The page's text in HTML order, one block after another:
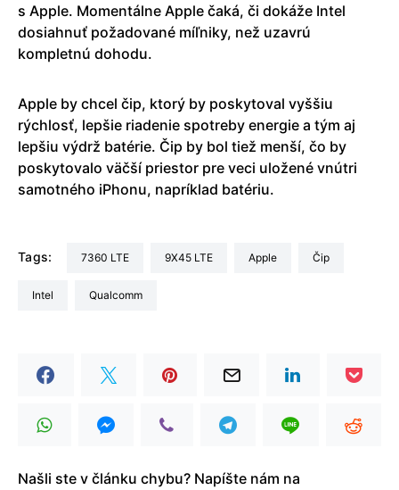
s Apple. Momentálne Apple čaká, či dokáže Intel
dosiahnuť požadované míľniky, než uzavrú
kompletnú dohodu.
Apple by chcel čip, ktorý by poskytoval vyššiu
rýchlosť, lepšie riadenie spotreby energie a tým aj
lepšiu výdrž batérie. Čip by bol tiež menší, čo by
poskytovalo väčší priestor pre veci uložené vnútri
samotného iPhonu, napríklad batériu.
Tags: 7360 LTE 9X45 LTE Apple čip
Intel Qualcomm
Našli ste v článku chybu? Napíšte nám na